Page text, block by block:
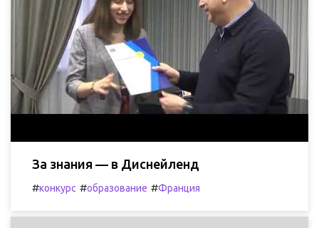
За знания — в Диснейленд
#конкурс #образование #Франция